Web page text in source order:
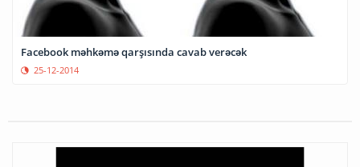
Facebook məhkəmə qarşısında cavab verəcək
25-12-2014